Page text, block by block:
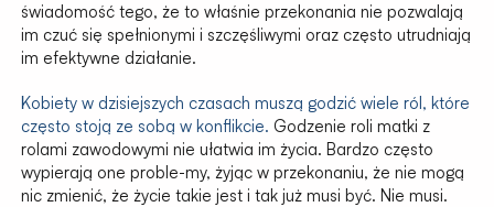
świadomość tego, że to właśnie przekonania nie pozwalają
im czuć się spełnionymi i szczęśliwymi oraz często utrudniają
im efektywne działanie.
Kobiety w dzisiejszych czasach muszą godzić wiele ról, które
często stoją ze sobą w konflikcie. Godzenie roli matki z
rolami zawodowymi nie ułatwia im życia. Bardzo często
wypierają one proble-my, żyjąc w przekonaniu, że nie mogą
nic zmienić, że życie takie jest i tak już musi być. Nie musi.